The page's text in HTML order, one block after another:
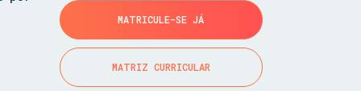
MATRICULE-SE JÁ
MATRIZ CURRICULAR